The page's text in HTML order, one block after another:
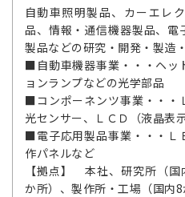
自動車照明製品、カーエレ
品、情報・通信機器製品、電
製品などの研究・開発・製造・
■自動車機器事業・・・ヘッ
ョンランプなどの光学部品
■コンポーネンツ事業・・・
光センサー、ＬＣＤ（液晶表
■電子応用製品事業・・・Ｌ
作パネルなど
【拠点】 本社、研究所（
か所）、製作所・工場（国内8